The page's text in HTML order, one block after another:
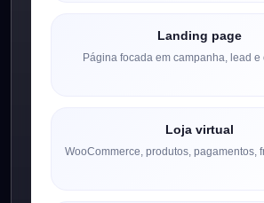
Landing page
Página focada em campanha, lead e
Loja virtual
WooCommerce, produtos, pagamentos,